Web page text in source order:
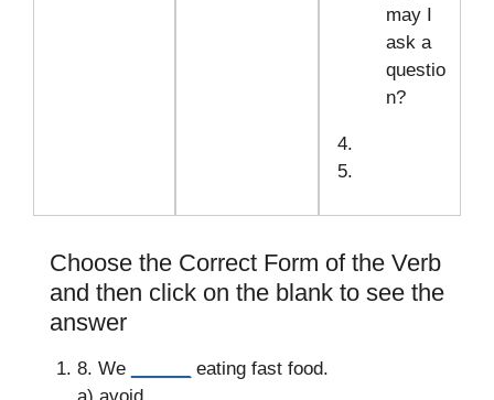
may I
ask a
questio
n?
Choose the Correct Form of the Verb
and then click on the blank to see the
answer
8. We
eating fast food.